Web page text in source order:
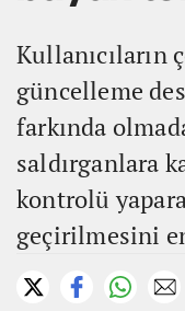
Kullanıcıların
güncelleme
farkında
saldırganlara
kontrolü
geçirilmesini